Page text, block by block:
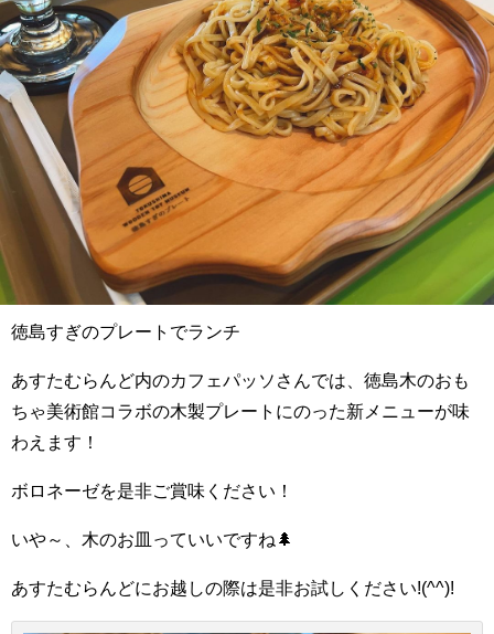
徳島すぎのプレートでランチ
あすたむらんど内のカフェパッソさんでは、徳島木のおも
ちゃ美術館コラボの木製プレートにのった新メニューが味
わえます！
ボロネーゼを是非ご賞味ください！
いや～、木のお皿っていいですね🌲
あすたむらんどにお越しの際は是非お試しください!(^^)!